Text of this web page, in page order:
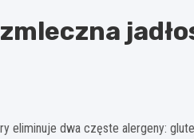
eliminuje dwa częste alergeny: